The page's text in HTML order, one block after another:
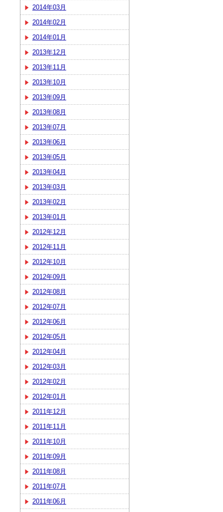
2014年03月
2014年02月
2014年01月
2013年12月
2013年11月
2013年10月
2013年09月
2013年08月
2013年07月
2013年06月
2013年05月
2013年04月
2013年03月
2013年02月
2013年01月
2012年12月
2012年11月
2012年10月
2012年09月
2012年08月
2012年07月
2012年06月
2012年05月
2012年04月
2012年03月
2012年02月
2012年01月
2011年12月
2011年11月
2011年10月
2011年09月
2011年08月
2011年07月
2011年06月